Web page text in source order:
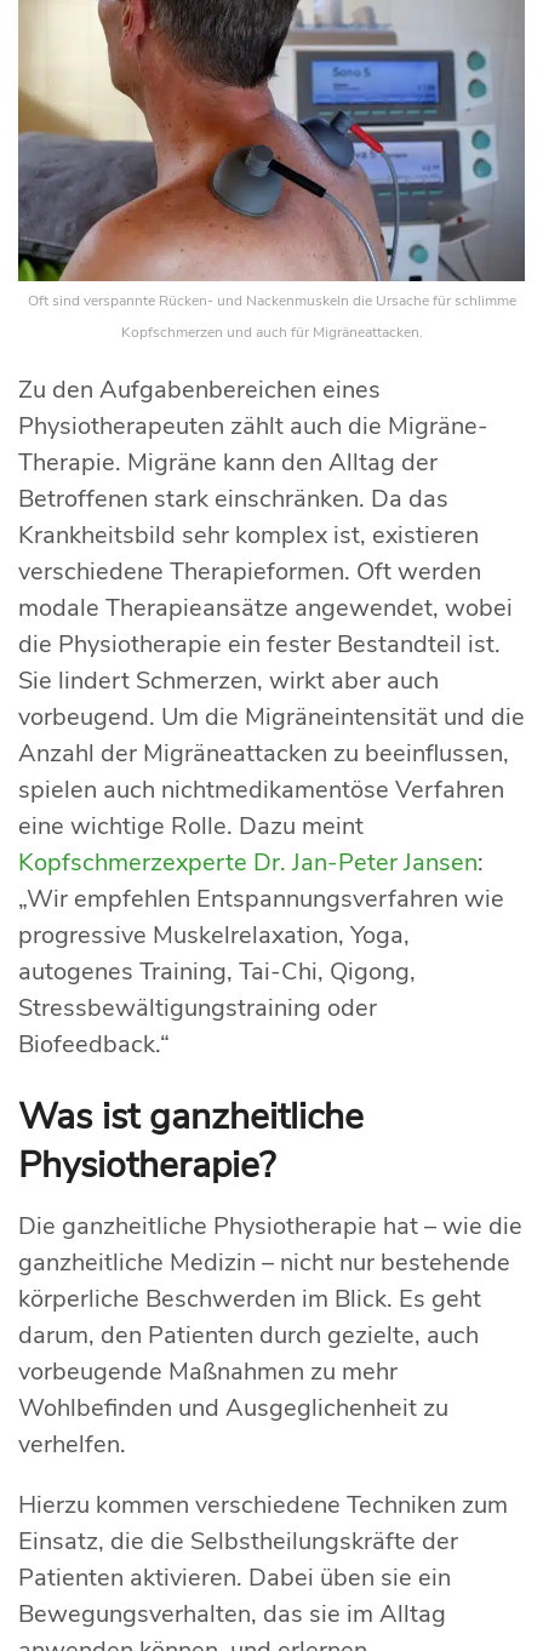
Oft sind verspannte Rücken- und Nackenmuskeln die Ursache für schlimme
Kopfschmerzen und auch für Migräneattacken.
Zu den Aufgabenbereichen eines
Physiotherapeuten zählt auch die Migräne-
Therapie. Migräne kann den Alltag der
Betroffenen stark einschränken. Da das
Krankheitsbild sehr komplex ist, existieren
verschiedene Therapieformen. Oft werden
modale Therapieansätze angewendet, wobei
die Physiotherapie ein fester Bestandteil ist.
Sie lindert Schmerzen, wirkt aber auch
vorbeugend. Um die Migräneintensität und die
Anzahl der Migräneattacken zu beeinflussen,
spielen auch nichtmedikamentöse Verfahren
eine wichtige Rolle. Dazu meint
Kopfschmerzexperte Dr. Jan-Peter Jansen:
„Wir empfehlen Entspannungsverfahren wie
progressive Muskelrelaxation, Yoga,
autogenes Training, Tai-Chi, Qigong,
Stressbewältigungstraining oder
Biofeedback.“
Was ist ganzheitliche
Physiotherapie?
Die ganzheitliche Physiotherapie hat – wie die
ganzheitliche Medizin – nicht nur bestehende
körperliche Beschwerden im Blick. Es geht
darum, den Patienten durch gezielte, auch
vorbeugende Maßnahmen zu mehr
Wohlbefinden und Ausgeglichenheit zu
verhelfen.
Hierzu kommen verschiedene Techniken zum
Einsatz, die die Selbstheilungskräfte der
Patienten aktivieren. Dabei üben sie ein
Bewegungsverhalten, das sie im Alltag